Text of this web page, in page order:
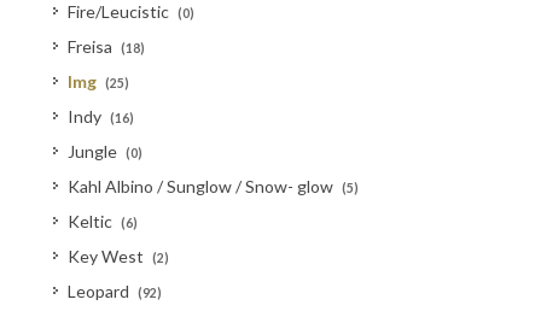
Fire/Leucistic (0)
Freisa (18)
Img (25)
Indy (16)
Jungle (0)
Kahl Albino / Sunglow / Snow- glow (5)
Keltic (6)
Key West (2)
Leopard (92)